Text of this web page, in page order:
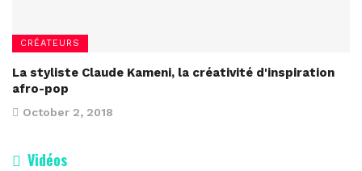
CRÉATEURS
La styliste Claude Kameni, la créativité d'inspiration
afro-pop
October 2, 2018
Vidéos